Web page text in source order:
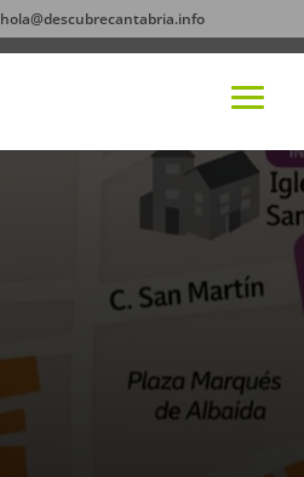
hola@descubrecantabria.info